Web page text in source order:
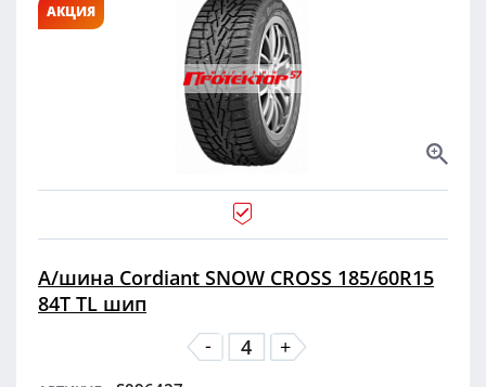
АКЦИЯ
А/шина Cordiant SNOW CROSS 185/60R15
84T TL шип
-
+